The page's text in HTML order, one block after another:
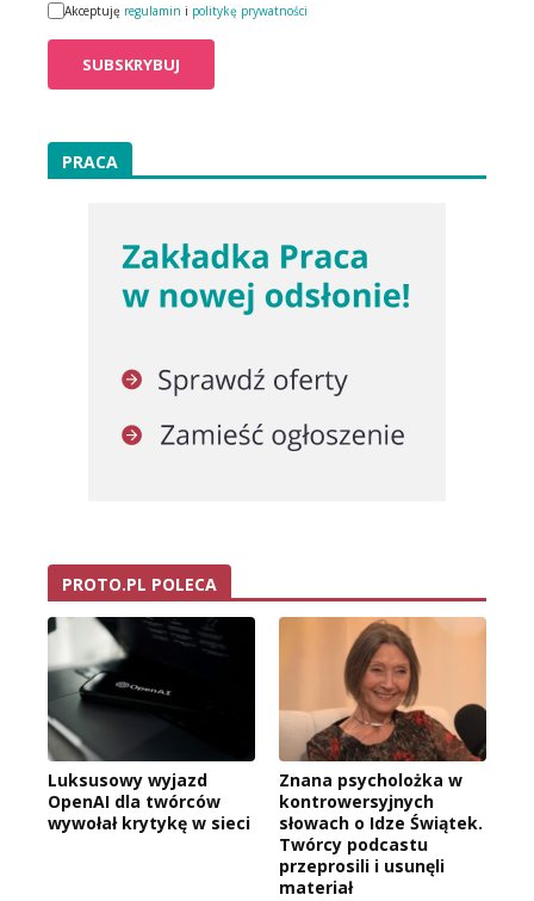
Akceptuję regulamin i politykę prywatności
PRACA
PROTO.PL POLECA
Luksusowy wyjazd
OpenAI dla twórców
wywołał krytykę w sieci
Znana psycholożka w
kontrowersyjnych
słowach o Idze Świątek.
Twórcy podcastu
przeprosili i usunęli
materiał